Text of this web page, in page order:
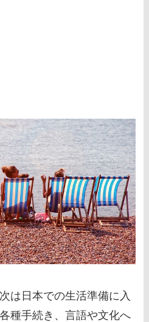
は日本での生活準備に入
種手続き、言語や文化へ